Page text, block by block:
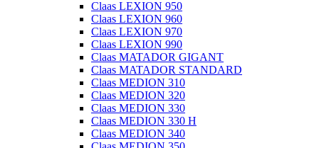
Claas LEXION 950
Claas LEXION 960
Claas LEXION 970
Claas LEXION 990
Claas MATADOR GIGANT
Claas MATADOR STANDARD
Claas MEDION 310
Claas MEDION 320
Claas MEDION 330
Claas MEDION 330 H
Claas MEDION 340